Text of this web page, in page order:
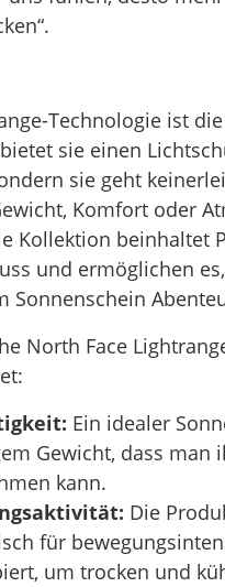
Technologie ist
sie einen
sie geht
Komfort oder
Kollektion beinhaltet
und ermöglichen
Sonnenschein
North Face
Ein idealer
Gewicht, dass man
kann.
Die
für
um trocken und